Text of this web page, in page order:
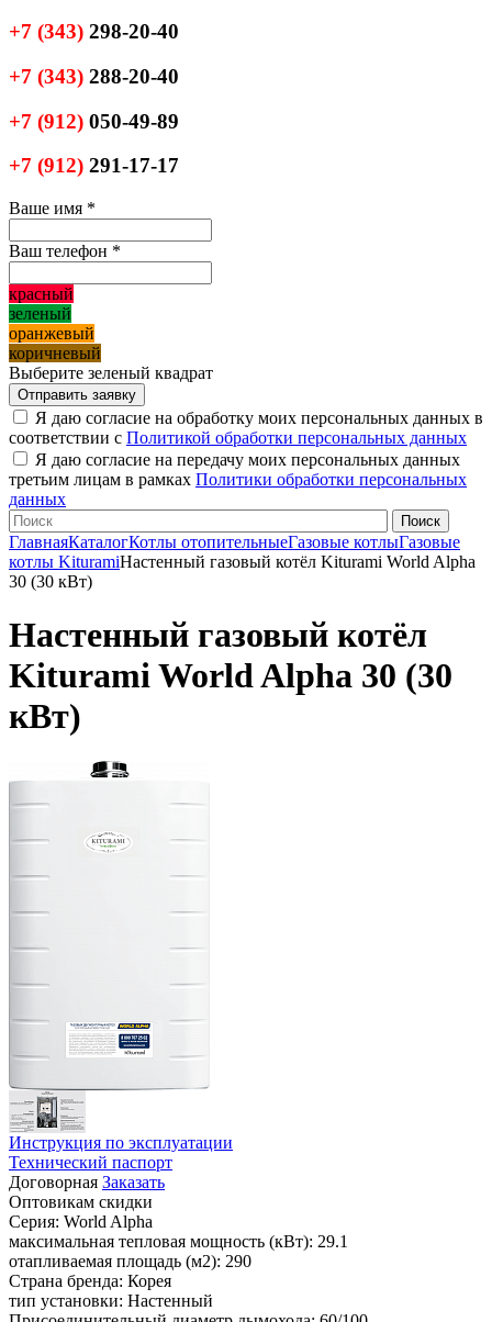
+7 (343) 298-20-40
+7 (343) 288-20-40
+7 (912) 050-49-89
+7 (912) 291-17-17
Ваше имя *
Ваш телефон *
красный
зеленый
оранжевый
коричневый
Выберите зеленый квадрат
Я даю согласие на обработку моих персональных данных в
соответствии с Политикой обработки персональных данных
Я даю согласие на передачу моих персональных данных
третьим лицам в рамках Политики обработки персональных
данных
ГлавнаяКаталогКотлы отопительныеГазовые котлыГазовые
котлы KituramiНастенный газовый котёл Kiturami World Alpha
30 (30 кВт)
Настенный газовый котёл
Kiturami World Alpha 30 (30
кВт)
Инструкция по эксплуатации
Технический паспорт
Договорная Заказать
Оптовикам скидки
Серия: World Alpha
максимальная тепловая мощность (кВт): 29.1
отапливаемая площадь (м2): 290
Страна бренда: Корея
тип установки: Настенный